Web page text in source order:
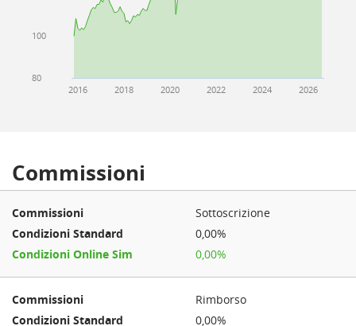
2016 2018 2020 2022 2024 2026
80
100
Commissioni
Sottoscrizione
0,00%
0,00%
Rimborso
0,00%